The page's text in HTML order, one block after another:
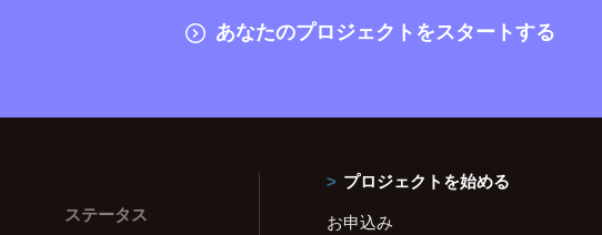
あなたのプロジェクトをスタートする
ステータス
プロジェクトを始める
お申込み